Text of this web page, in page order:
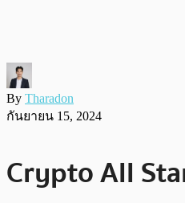
By Tharadon
กันยายน 15, 2024
Crypto All